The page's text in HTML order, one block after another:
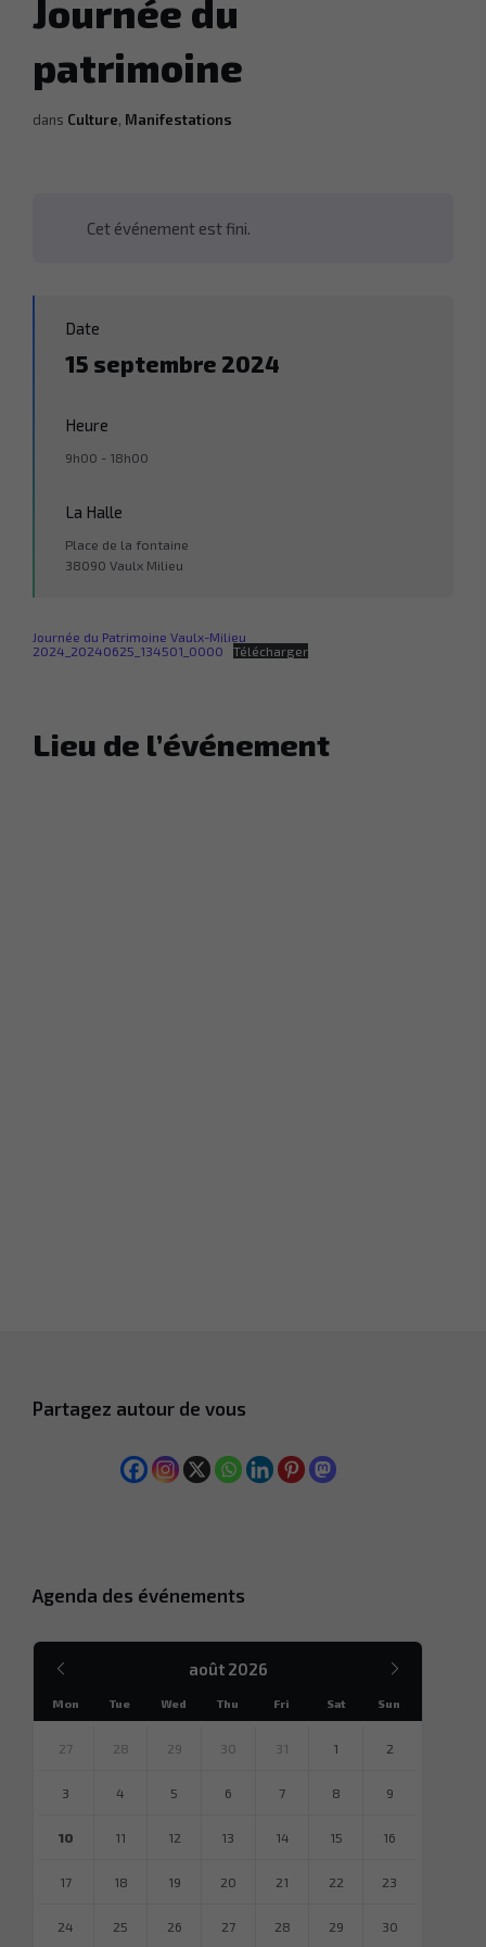
Journée du
patrimoine
dans Culture, Manifestations
Cet événement est fini.
Date
15 septembre 2024
Heure
9h00 - 18h00
La Halle
Place de la fontaine
38090 Vaulx Milieu
Journée du Patrimoine Vaulx-Milieu
2024_20240625_134501_0000
Télécharger
Lieu de l’événement
Partagez autour de vous
Agenda des événements
août 2026
précédent
Mon Tue Wed Thu Fri Sat Sun
27 28 29 30 31 1 2
3 4 5 6 7 8 9
10 11 12 13 14 15 16
17 18 19 20 21 22 23
24 25 26 27 28 29 30